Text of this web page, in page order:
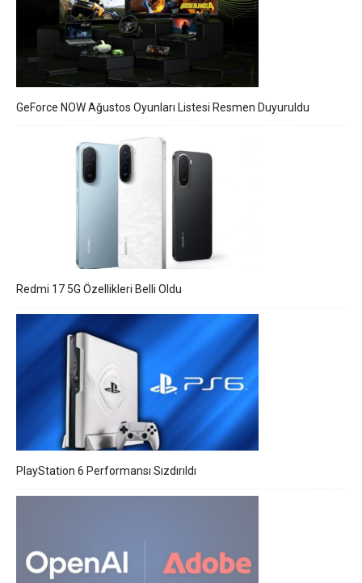
GeForce NOW Ağustos Oyunları Listesi Resmen Duyuruldu
Redmi 17 5G Özellikleri Belli Oldu
PlayStation 6 Performansı Sızdırıldı